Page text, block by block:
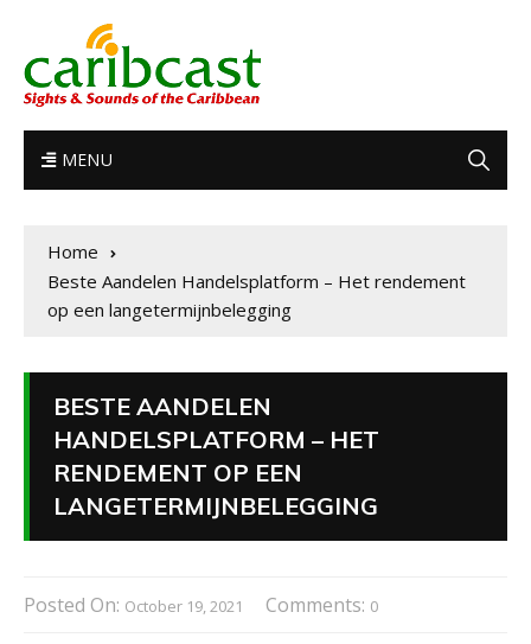
MENU
Home
Beste Aandelen Handelsplatform – Het rendement
op een langetermijnbelegging
BESTE AANDELEN
HANDELSPLATFORM – HET
RENDEMENT OP EEN
LANGETERMIJNBELEGGING
Posted On: October 19, 2021 Comments: 0